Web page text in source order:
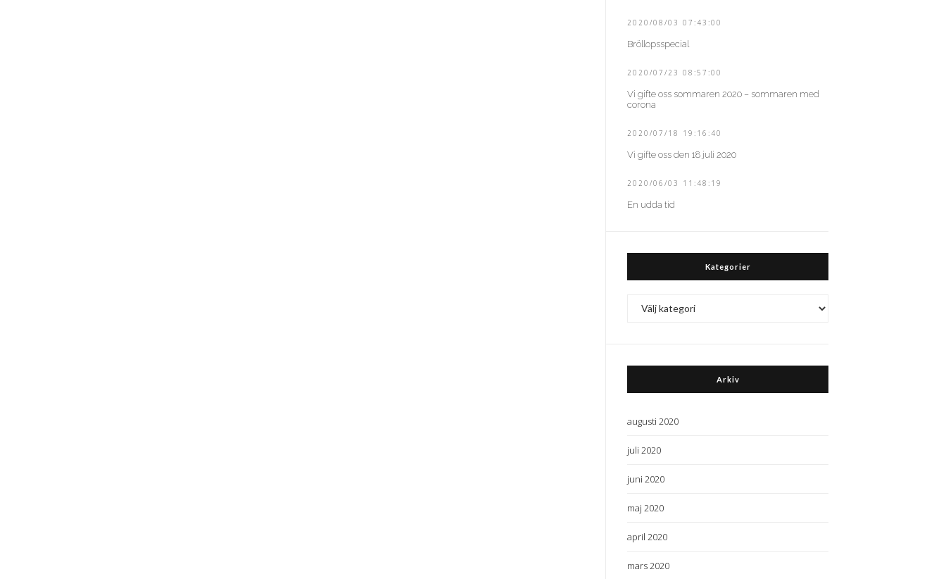
2020/08/03 07:43:00
Bröllopsspecial
2020/07/23 08:57:00
Vi gifte oss sommaren 2020 – sommaren med
corona
2020/07/18 19:16:40
Vi gifte oss den 18 juli 2020
2020/06/03 11:48:19
En udda tid
Kategorier
Arkiv
augusti 2020
juli 2020
juni 2020
maj 2020
april 2020
mars 2020